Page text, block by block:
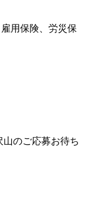
用保険、労災保
山のご応募お待ち